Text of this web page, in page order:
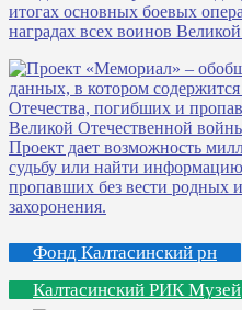
Фонд Калтасинский рн
Калтасинский РИК Музей